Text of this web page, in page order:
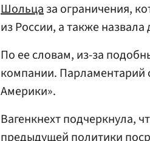
Шольцаза ограничения,
из России, а также
По ее словам, из-за
компании. Парламентарий
Америки».
Вагенкнехт подчеркнула,
предыдущей политики